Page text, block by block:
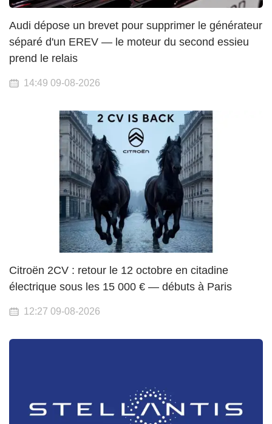
Audi dépose un brevet pour supprimer le générateur
séparé d'un EREV — le moteur du second essieu
prend le relais
14:49 09-08-2026
Citroën 2CV : retour le 12 octobre en citadine
électrique sous les 15 000 € — débuts à Paris
12:27 09-08-2026